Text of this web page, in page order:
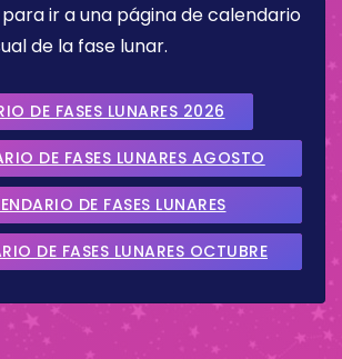
ir a una página de calendario
de la fase lunar.
DE FASES LUNARES 2026
DE FASES LUNARES AGOSTO
2026
DE FASES LUNARES
SEPTIEMBRE 2026
DE FASES LUNARES OCTUBRE